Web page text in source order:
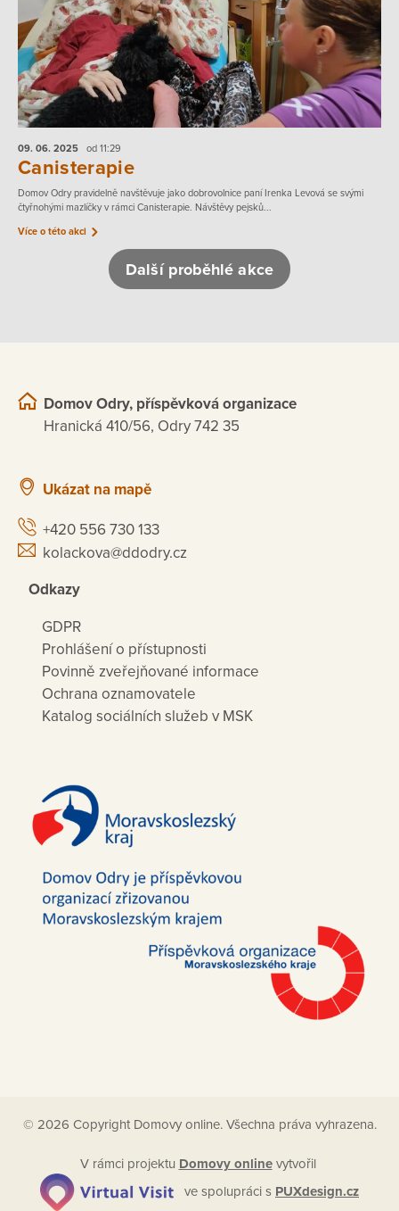
09. 06. 2025 od 11:29
Canisterapie
Domov Odry pravidelně navštěvuje jako dobrovolnice paní Irenka Levová se svými
čtyřnohými mazlíčky v rámci Canisterapie. Návštěvy pejsků...
Více o této akci
Další proběhlé akce
Domov Odry, příspěvková organizace
Hranická 410/56, Odry 742 35
Ukázat na mapě
+420 556 730 133
kolackova@ddodry.cz
Odkazy
GDPR
Prohlášení o přístupnosti
Povinně zveřejňované informace
Ochrana oznamovatele
Katalog sociálních služeb v MSK
© 2026 Copyright Domovy online. Všechna práva vyhrazena.
V rámci projektu Domovy onlinevytvořil
ve spolupráci s PUXdesign.cz